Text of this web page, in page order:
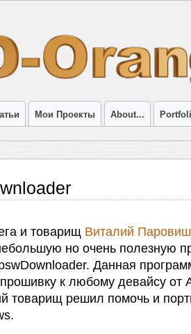
Мои Проекты About...
и товарищ Виталий
но очень полезную
Данная
прошивку к любому девайсу от
товарищ решил помочь и